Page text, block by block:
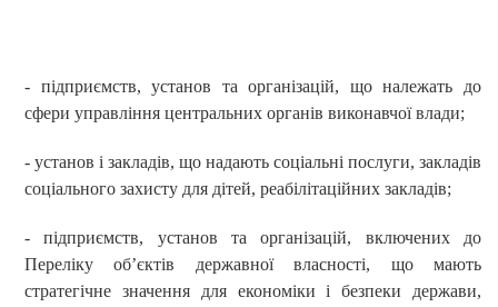
- підприємств, установ та організацій, що належать до
сфери управління центральних органів виконавчої влади;
- установ і закладів, що надають соціальні послуги, закладів
соціального захисту для дітей, реабілітаційних закладів;
- підприємств, установ та організацій, включених до
Переліку об’єктів державної власності, що мають
стратегічне значення для економіки і безпеки держави,